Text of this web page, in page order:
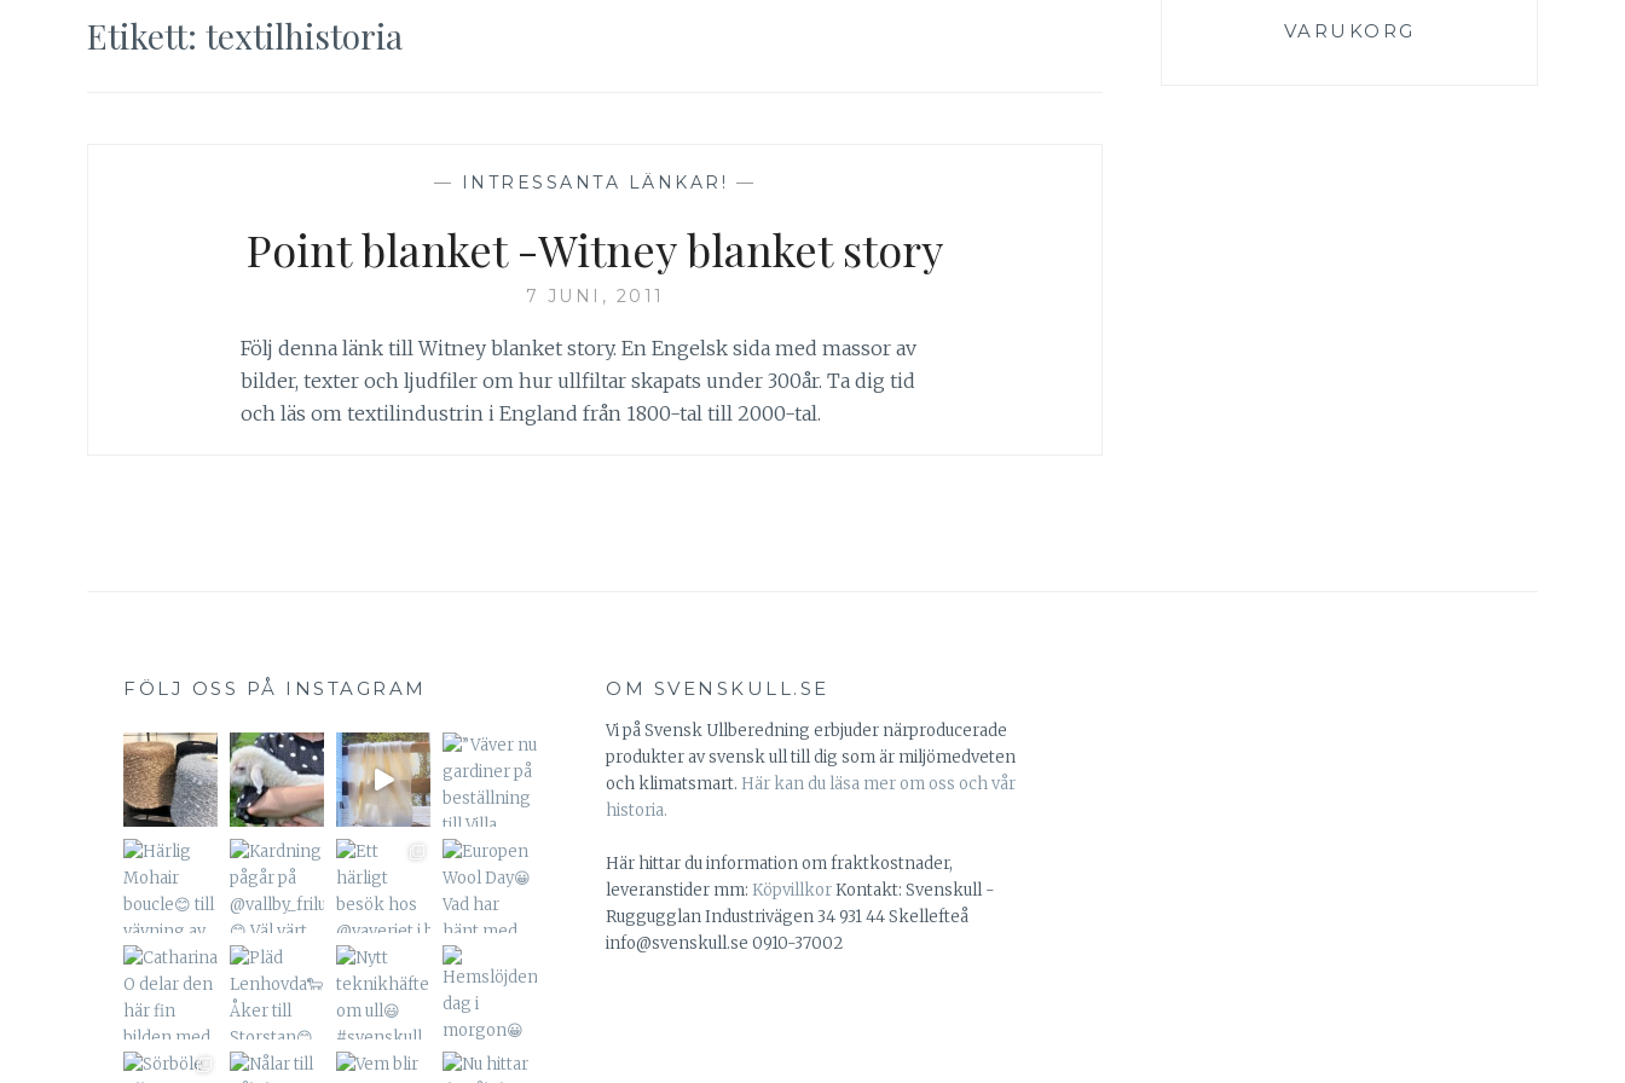
Etikett: textilhistoria
— INTRESSANTA LÄNKAR! —
Point blanket -Witney blanket story
7 JUNI, 2011
Följ denna länk till Witney blanket story. En Engelsk sida med massor av
bilder, texter och ljudfiler om hur ullfiltar skapats under 300år. Ta dig tid
och läs om textilindustrin i England från 1800-tal till 2000-tal.
VARUKORG
FÖLJ OSS PÅ INSTAGRAM OM SVENSKULL.SE
Vi på Svensk Ullberedning erbjuder närproducerade
produkter av svensk ull till dig som är miljömedveten
och klimatsmart. Här kan du läsa mer om oss och vår
historia.
Här hittar du information om fraktkostnader,
leveranstider mm: KöpvillkorKontakt: Svenskull -
Ruggugglan Industrivägen 34 931 44 Skellefteå
info@svenskull.se 0910-37002